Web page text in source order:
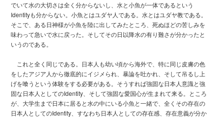
でいて水の大切さは全く分からないし、水と小魚が一体であるという
Identityも分からない。小魚とはユダヤ人である。水とはユダヤ教である。
そこで、ある日神様が小魚を陸に出してみたところ、死ぬほどの苦しみを
味わって急いで水に戻った。そしてその日以降水の有り難さが分かったと
いうのである。
これと全く同じである。日本人も幼い頃から海外で、特に同じ皮膚の色
をしたアジア人から徹底的にイジメられ、暴論を吐かれ、そして吊るし上
げを喰うという体験をする必要がある。そうすれば強固な日本人意識と強
固な日本人としてのIdentity、そして強固な愛国心が生まれて来る。ところ
が、大学生まで日本に居ると水の中にいる小魚と一緒で、全くその存在の
日本人としてのIdentity、すなわち日本人としての存在感、存在意義が分か